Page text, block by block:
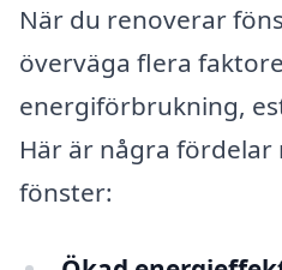
När du renoverar
överväga flera
energiförbrukning,
Här är några
fönster: